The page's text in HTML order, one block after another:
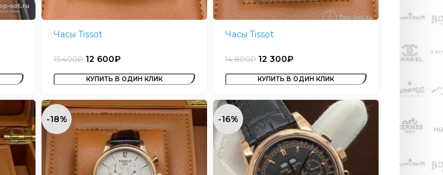
Часы Tissot
15 400₽ 12 600₽
КУПИТЬ В ОДИН КЛИК
Часы Tissot
14 800₽ 12 300₽
КУПИТЬ В ОДИН КЛИК
-18% -16%